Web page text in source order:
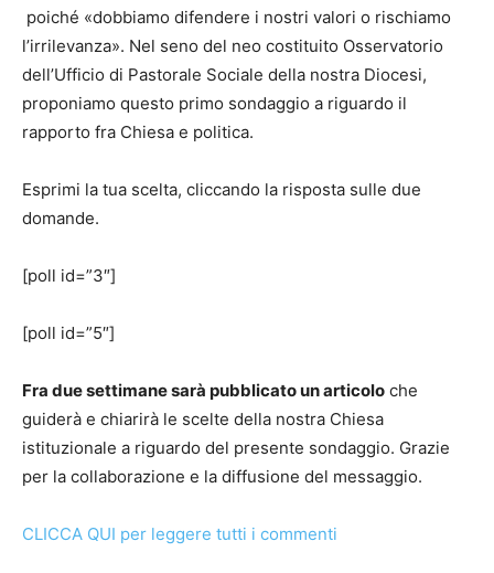
poiché «dobbiamo difendere i nostri valori o rischiamo
l’irrilevanza». Nel seno del neo costituito Osservatorio
dell’Ufficio di Pastorale Sociale della nostra Diocesi,
proponiamo questo primo sondaggio a riguardo il
rapporto fra Chiesa e politica.
Esprimi la tua scelta, cliccando la risposta sulle due
domande.
[poll id=”3″]
[poll id=”5″]
Fra due settimane sarà pubblicato un articolo che
guiderà e chiarirà le scelte della nostra Chiesa
istituzionale a riguardo del presente sondaggio. Grazie
per la collaborazione e la diffusione del messaggio.
CLICCA QUI per leggere tutti i commenti